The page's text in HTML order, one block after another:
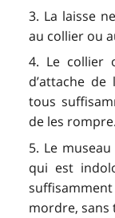
3. La laisse
au collier ou
4. Le collier
d’attache
tous
de les rompre.
5. Le
qui est
mordre, sans